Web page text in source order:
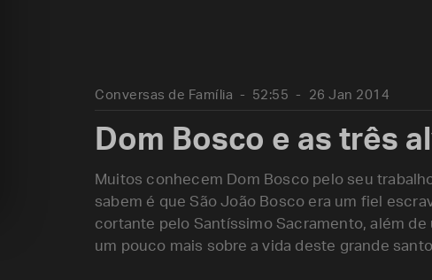
Conversas de Família 52:55 26 Jan 2014
Dom Bosco e as três
Muitos conhecem Dom Bosco pelo seu
sabem é que São João Bosco era um fiel
cortante pelo Santíssimo Sacramento, além de
um pouco mais sobre a vida deste grande